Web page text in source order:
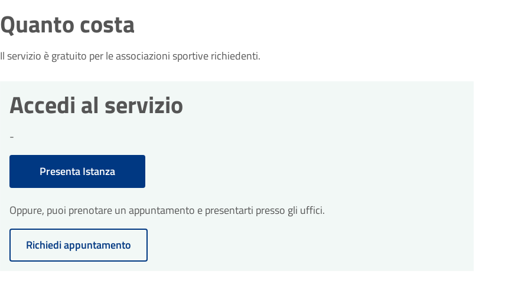
giorni
Dopo aver presentato la tua richiesta, il comune avvia il procedimento e prenderà in carico la
tua domanda in 5 giorni.
10
giorni
Durante l'istruttoria, potrebbero essere necessarie integrazioni. Il comune ti invierà una
Conclusione del procedimento
presentazione dell'istanza, fatta salva eventuale diversa tempistica prevista dalla normativa
Quanto costa
Il servizio è gratuito per le associazioni sportive richiedenti.
Accedi al servizio
-
Presenta Istanza
Oppure, puoi prenotare un appuntamento e presentarti presso gli uffici.
Richiedi appuntamento